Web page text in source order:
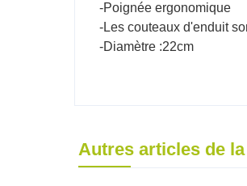
-Poignée ergonomique
-Les couteaux d'enduit
-Diamètre :22cm
Autres articles de